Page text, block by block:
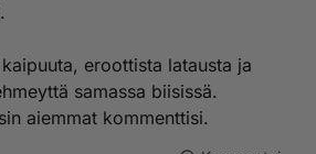
eroottista latausta ja
samassa biisissä.
aiemmat kommenttisi.